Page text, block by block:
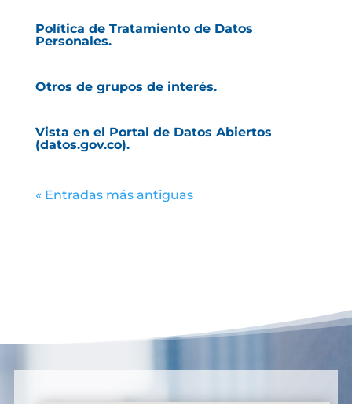
Política de Tratamiento de Datos
Personales.
Otros de grupos de interés.
Vista en el Portal de Datos Abiertos
(datos.gov.co).
« Entradas más antiguas